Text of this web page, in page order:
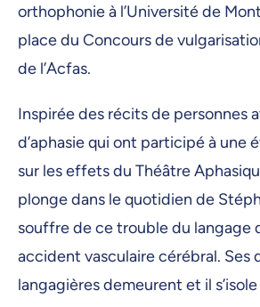
orthophonie à l’Université de
place du Concours de
de l’Acfas.
Inspirée des récits de personnes
d’aphasie qui ont participé à une
sur les effets du Théâtre
plonge dans le quotidien de
souffre de ce trouble du langage
accident vasculaire cérébral. Ses
langagières demeurent et il s’isole